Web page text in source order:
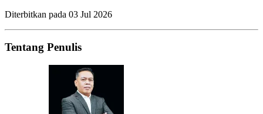
Diterbitkan pada 03 Jul 2026
Tentang Penulis